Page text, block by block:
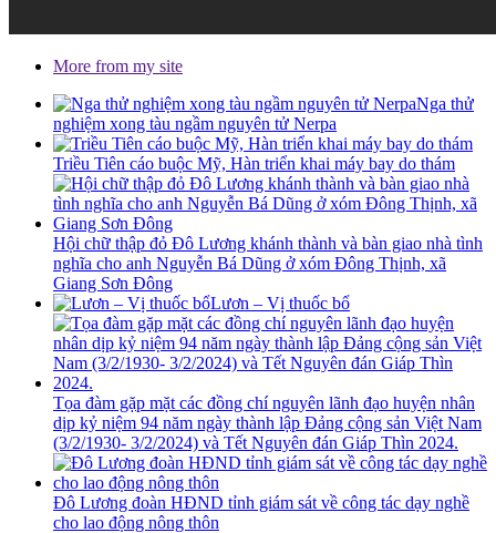
More from my site
Nga thử
nghiệm xong tàu ngầm nguyên tử Nerpa
Triều Tiên cáo buộc Mỹ, Hàn triển khai máy bay do thám
Hội chữ thập đỏ Đô Lương khánh thành và bàn giao nhà tình
nghĩa cho anh Nguyễn Bá Dũng ở xóm Đông Thịnh, xã
Giang Sơn Đông
Lươn – Vị thuốc bổ
Tọa đàm gặp mặt các đồng chí nguyên lãnh đạo huyện nhân
dịp kỷ niệm 94 năm ngày thành lập Đảng cộng sản Việt Nam
(3/2/1930- 3/2/2024) và Tết Nguyên đán Giáp Thìn 2024.
Đô Lương đoàn HĐND tỉnh giám sát về công tác dạy nghề
cho lao động nông thôn